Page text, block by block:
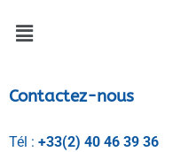
Contactez-nous
Tél : +33(2) 40 46 39 36